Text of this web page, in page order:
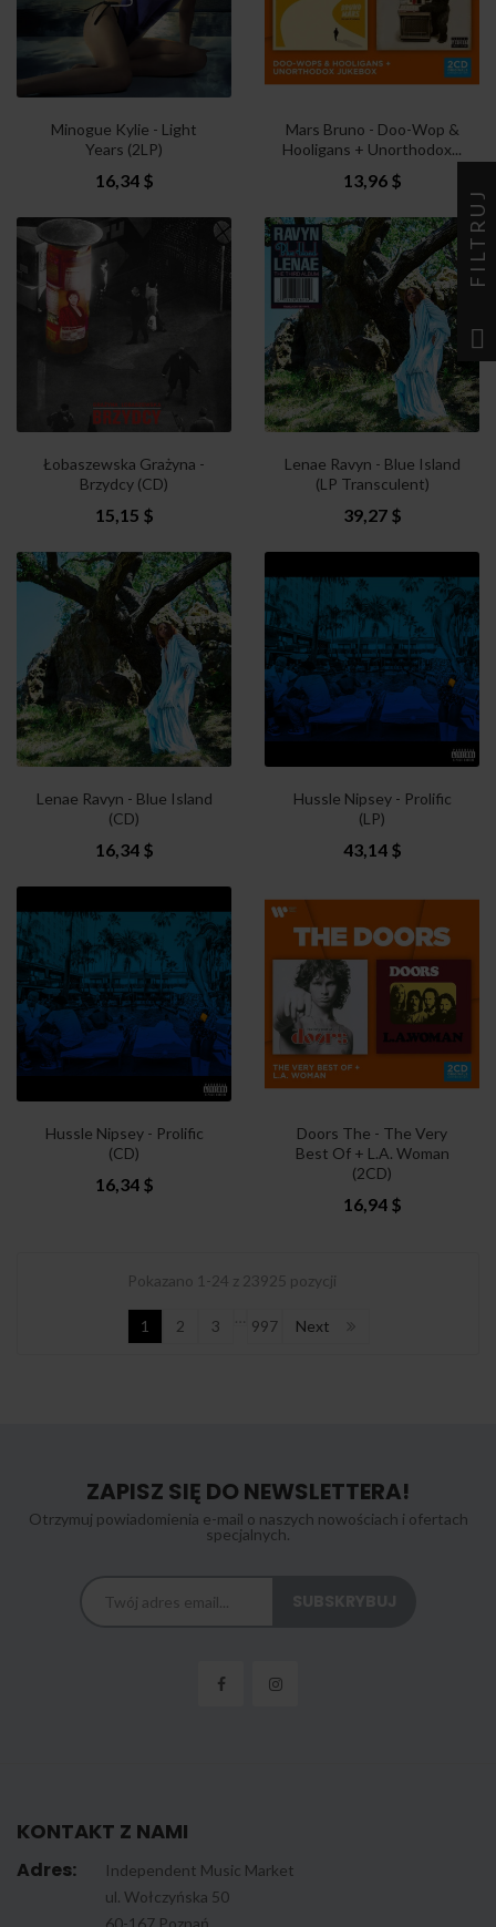
Minogue Kylie - Light
Years (2LP)
16,34 $
Mars Bruno - Doo-Wop &
Hooligans + Unorthodox...
13,96 $
Łobaszewska Grażyna -
Brzydcy (CD)
15,15 $
Lenae Ravyn - Blue Island
(LP Transculent)
39,27 $
Lenae Ravyn - Blue Island
(CD)
16,34 $
Hussle Nipsey - Prolific
(LP)
43,14 $
Hussle Nipsey - Prolific
(CD)
16,34 $
Doors The - The Very
Best Of + L.A. Woman
(2CD)
16,94 $
Pokazano 1-24 z 23925 pozycji
1 2 3 997 Next
ZAPISZ SIĘ DO NEWSLETTERA!
Otrzymuj powiadomienia e-mail o naszych nowościach i ofertach
specjalnych.
KONTAKT Z NAMI
Adres:
Independent Music Market
ul. Wołczyńska 50
60-167 Poznań
FILTRUJ